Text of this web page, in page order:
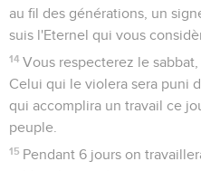
au fil des générations, un
suis l'Eternel qui vous
14 Vous respecterez le
Celui qui le violera sera puni
qui accomplira un travail ce
peuple.
15 Pendant 6 jours on